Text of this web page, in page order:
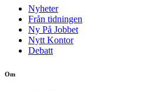
Nyheter
Från tidningen
Ny På Jobbet
Nytt Kontor
Debatt
Om